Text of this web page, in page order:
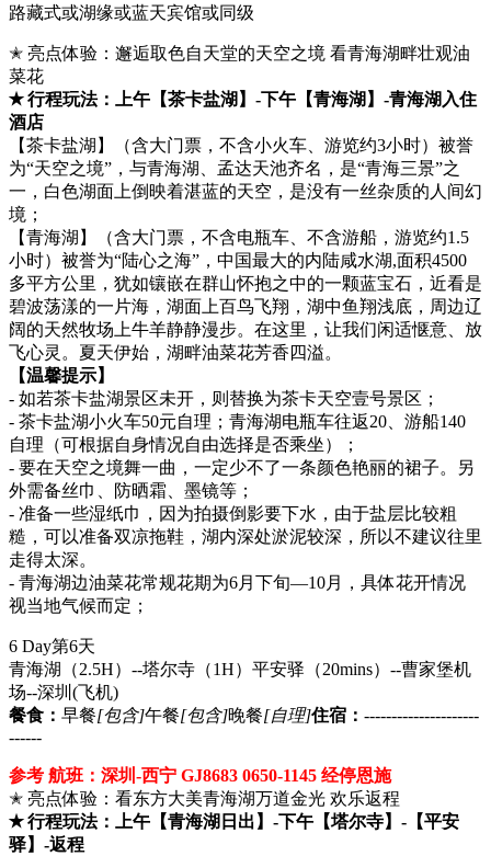
路藏式或湖缘或蓝天宾馆或同级
✭ 亮点体验：邂逅取色自天堂的天空之境 看青海湖畔壮观油
菜花
✭ 行程玩法：上午【茶卡盐湖】-下午【青海湖】-青海湖入住
酒店
【茶卡盐湖】（含大门票，不含小火车、游览约3小时）被誉
为“天空之境”，与青海湖、孟达天池齐名，是“青海三景”之
一，白色湖面上倒映着湛蓝的天空，是没有一丝杂质的人间幻
境；
【青海湖】（含大门票，不含电瓶车、不含游船，游览约1.5
小时）被誉为“陆心之海”，中国最大的内陆咸水湖,面积4500
多平方公里，犹如镶嵌在群山怀抱之中的一颗蓝宝石，近看是
碧波荡漾的一片海，湖面上百鸟飞翔，湖中鱼翔浅底，周边辽
阔的天然牧场上牛羊静静漫步。在这里，让我们闲适惬意、放
飞心灵。夏天伊始，湖畔油菜花芳香四溢。
【温馨提示】
- 如若茶卡盐湖景区未开，则替换为茶卡天空壹号景区；
- 茶卡盐湖小火车50元自理；青海湖电瓶车往返20、游船140
自理（可根据自身情况自由选择是否乘坐）；
- 要在天空之境舞一曲，一定少不了一条颜色艳丽的裙子。另
外需备丝巾、防晒霜、墨镜等；
- 准备一些湿纸巾，因为拍摄倒影要下水，由于盐层比较粗
糙，可以准备双凉拖鞋，湖内深处淤泥较深，所以不建议往里
走得太深。
- 青海湖边油菜花常规花期为6月下旬—10月，具体花开情况
视当地气候而定；
6 Day第6天
青海湖（2.5H）--塔尔寺（1H）平安驿（20mins）--曹家堡机
场--深圳 (飞机)
餐食： 早餐[包含]午餐[包含]晚餐[自理]住宿： ---------------------
------
参考 航班：深圳-西宁 GJ8683 0650-1145 经停恩施
✭ 亮点体验：看东方大美青海湖万道金光 欢乐返程
✭ 行程玩法：上午【青海湖日出】-下午【塔尔寺】-【平安
驿】-返程